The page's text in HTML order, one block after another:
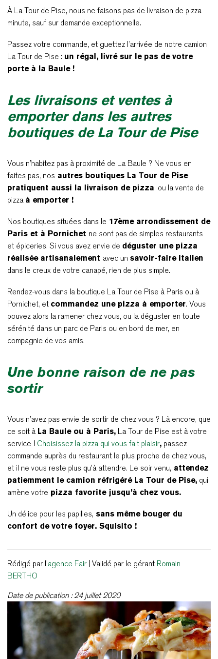
À La Tour de Pise, nous ne faisons pas de livraison de pizza
minute, sauf sur demande exceptionnelle.
Passez votre commande, et guettez l’arrivée de notre camion
La Tour de Pise : un régal, livré sur le pas de votre
porte à la Baule !
Les livraisons et ventes à
emporter dans les autres
boutiques de La Tour de Pise
Vous n’habitez pas à proximité de La Baule ? Ne vous en
faites pas, nos autres boutiques La Tour de Pise
pratiquent aussi la livraison de pizza, ou la vente de
pizza à emporter !
Nos boutiques situées dans le 17ème arrondissement de
Paris et à Pornichet ne sont pas de simples restaurants
et épiceries. Si vous avez envie de déguster une pizza
réalisée artisanalement avec un savoir-faire italien
dans le creux de votre canapé, rien de plus simple.
Rendez-vous dans la boutique La Tour de Pise à Paris ou à
Pornichet, et commandez une pizza à emporter. Vous
pouvez alors la ramener chez vous, ou la déguster en toute
sérénité dans un parc de Paris ou en bord de mer, en
compagnie de vos amis.
Une bonne raison de ne pas
sortir
Vous n’avez pas envie de sortir de chez vous ? Là encore, que
ce soit à La Baule ou à Paris, La Tour de Pise est à votre
service ! Choisissez la pizza qui vous fait plaisir, passez
commande auprès du restaurant le plus proche de chez vous,
et il ne vous reste plus qu’à attendre. Le soir venu, attendez
patiemment le camion réfrigéré La Tour de Pise, qui
amène votre pizza favorite jusqu’à chez vous.
Un délice pour les papilles, sans même bouger du
confort de votre foyer. Squisito !
Rédigé par l’agence Fair | Validé par le gérant Romain
BERTHO
Date de publication : 24 juillet 2020